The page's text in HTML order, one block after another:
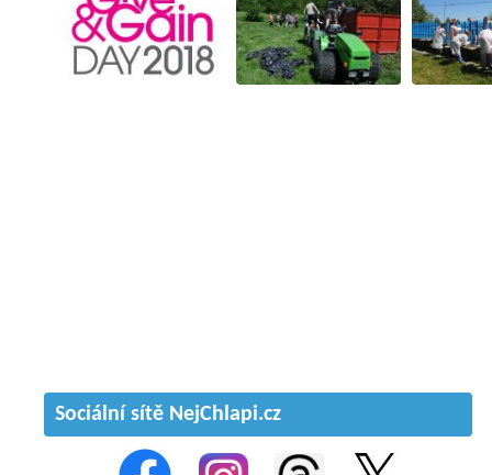
Sociální sítě NejChlapi.cz